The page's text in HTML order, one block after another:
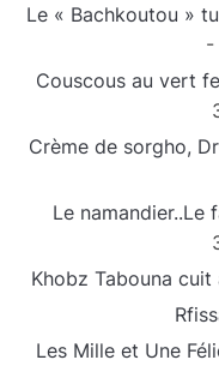
Le « Bachkoutou »
-
Couscous au vert
Crème de sorgho,
Le namandier..Le
Khobz Tabouna
Les Mille et Une